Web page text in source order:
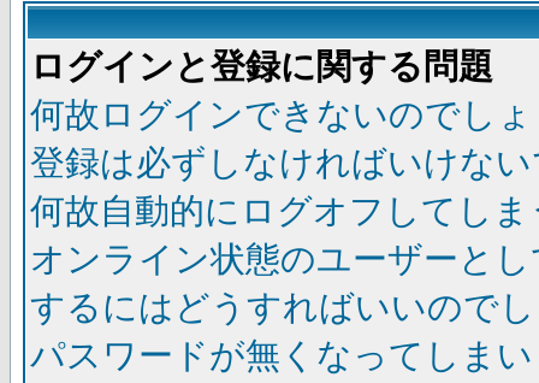
ログインと登録に関する問題
何故ログインできないのでし
登録は必ずしなければいけな
何故自動的にログオフしてし
オンライン状態のユーザーと
するにはどうすればいいので
パスワードが無くなってしま